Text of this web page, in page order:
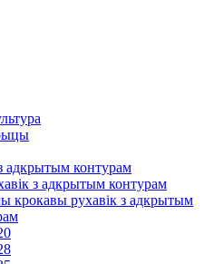
адкрытым контурам
з адкрытым контурам
крокавы рухавік з адкрытым